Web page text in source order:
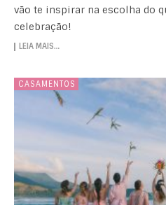
vão te inspirar na escolha do
celebração!
LEIA MAIS…
CASAMENTOS